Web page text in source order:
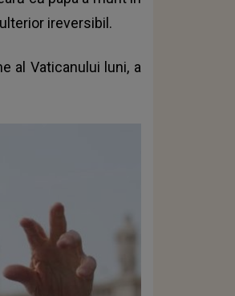
ireversibil.
al Vaticanului luni, a